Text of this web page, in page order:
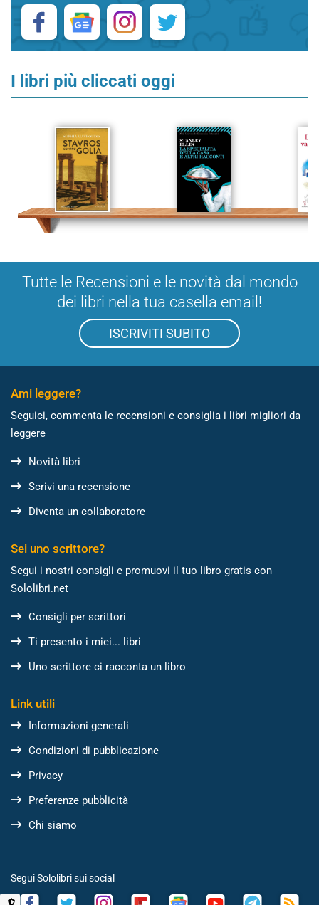
I libri più cliccati oggi
Tutte le Recensioni e le novità dal mondo
dei libri nella tua casella email!
ISCRIVITI SUBITO
Ami leggere?
Seguici, commenta le recensioni e consiglia i libri migliori da
leggere
Novità libri
Scrivi una recensione
Diventa un collaboratore
Sei uno scrittore?
Segui i nostri consigli e promuovi il tuo libro gratis con
Sololibri.net
Consigli per scrittori
Ti presento i miei... libri
Uno scrittore ci racconta un libro
Link utili
Informazioni generali
Condizioni di pubblicazione
Privacy
Preferenze pubblicità
Chi siamo
Segui Sololibri sui social